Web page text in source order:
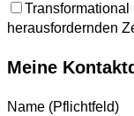
herausfordernden
Meine
Name (Pflichtfeld)